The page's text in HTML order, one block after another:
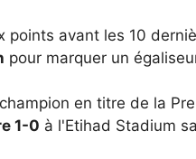
avant les 10
pour marquer un
en titre de la
1-0 à l'Etihad Stadium